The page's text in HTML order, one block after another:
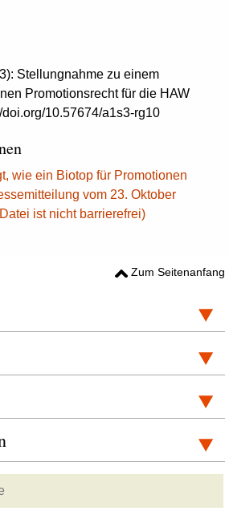
Stellungnahme zu einem
Promotionsrecht für die HAW
doi.org/10.57674/a1s3-rg10
wie ein Biotop für Promotionen
vom 23. Oktober
ist nicht barrierefrei)
Zum Seitenanfang